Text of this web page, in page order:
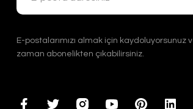
E-postalarımızı almak için kaydoluyorsunuz
zaman abonelikten çıkabilirsiniz.